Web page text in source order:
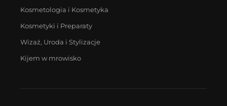
Kosmetologia i Kosmetyka
Kosmetyki i Preparaty
Wizaż, Uroda i Stylizacje
Kijem w mrowisko